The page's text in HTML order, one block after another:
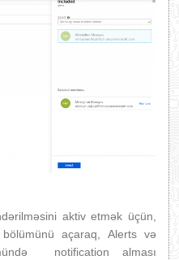
aktiv etmək üçün,
açaraq, Alerts və
notification alması